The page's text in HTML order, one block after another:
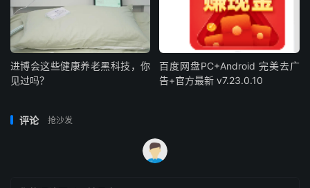
进博会这些健康养老黑科技，你
见过吗？
百度网盘PC+Android 完美去广
告+官方最新 v7.23.0.10
评论 抢沙发